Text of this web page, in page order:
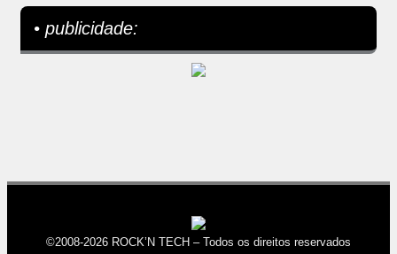
• publicidade:
©2008-2026 ROCK’N TECH – Todos os direitos reservados